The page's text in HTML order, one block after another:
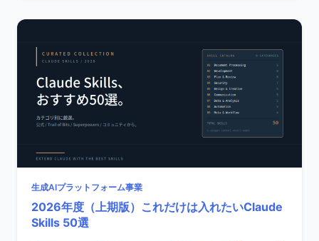
生成AIプラットフォーム事業
2026年度（上期版）これだけは入れたいClaude
Skills 50選